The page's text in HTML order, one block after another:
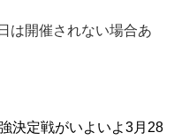
は開催されない場合あ
決定戦がいよいよ3月28